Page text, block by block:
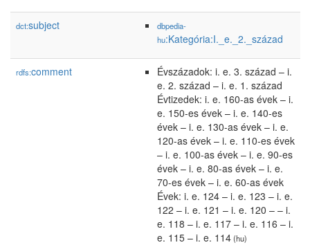
dct:subject
dbpedia-
hu:Kategória:I._e._2._század
rdfs:comment
Évszázadok: i. e. 3. század – i.
e. 2. század – i. e. 1. század
Évtizedek: i. e. 160-as évek – i.
e. 150-es évek – i. e. 140-es
évek – i. e. 130-as évek – i. e.
120-as évek – i. e. 110-es évek
– i. e. 100-as évek – i. e. 90-es
évek – i. e. 80-as évek – i. e.
70-es évek – i. e. 60-as évek
Évek: i. e. 124 – i. e. 123 – i. e.
122 – i. e. 121 – i. e. 120 – – i.
e. 118 – i. e. 117 – i. e. 116 – i.
e. 115 – i. e. 114(hu)